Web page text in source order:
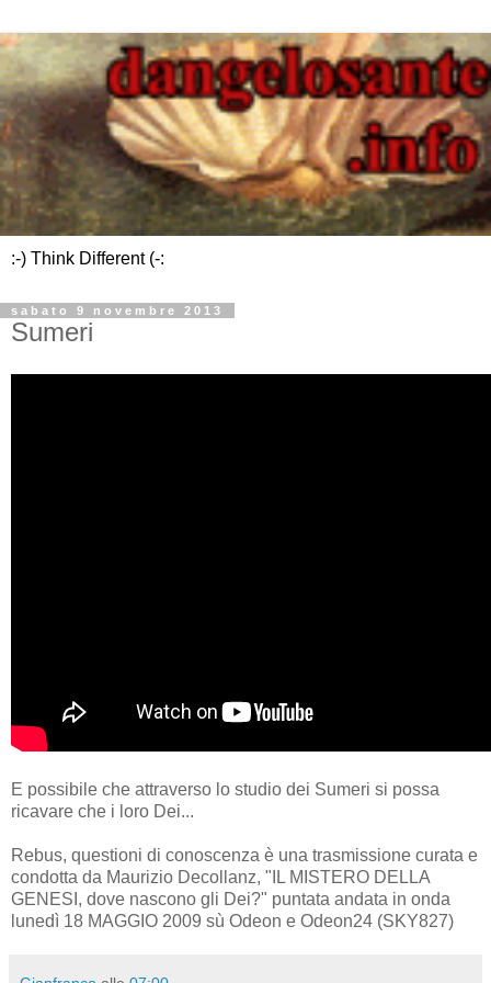
:-) Think Different (-:
sabato 9 novembre 2013
Sumeri
E possibile che attraverso lo studio dei Sumeri si possa
ricavare che i loro Dei...
Rebus, questioni di conoscenza è una trasmissione curata e
condotta da Maurizio Decollanz, "IL MISTERO DELLA
GENESI, dove nascono gli Dei?" puntata andata in onda
lunedì 18 MAGGIO 2009 sù Odeon e Odeon24 (SKY827)